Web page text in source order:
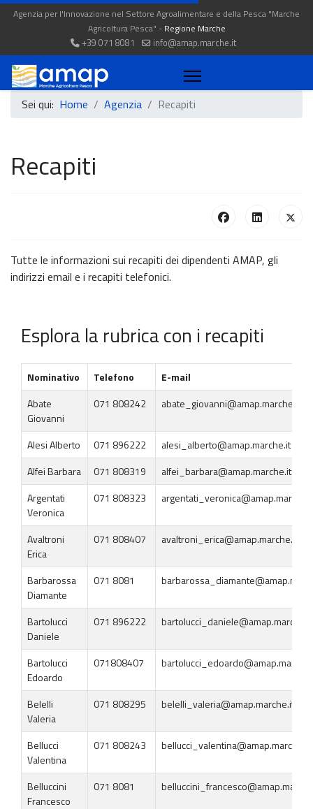
Agenzia per l'Innovazione nel Settore Agroalimentare e della Pesca "Marche
Agricoltura Pesca" - Regione Marche
+39 071 8081
info@amap.marche.it
Sei qui: Home Agenzia Recapiti
Recapiti
Tutte le informazioni sui recapiti dei dipendenti AMAP, gli
indirizzi email e i recapiti telefonici.
Esplora la rubrica con i recapiti
Nominativo Telefono
E-mail
Abate
Giovanni
071 808242 abate_giovanni@amap.marche.it
Alesi Alberto 071 896222
alesi_alberto@amap.marche.it
Alfei Barbara
071 808319
alfei_barbara@amap.marche.it
Argentati
Veronica
071 808323
Avaltroni
Erica
071 808407 avaltroni_erica@amap.marche.it
Barbarossa
Diamante
071 8081
Bartolucci
Daniele
071 896222 bartolucci_daniele@amap.marche.it
Bartolucci
Edoardo
071808407
Belelli
Valeria
071 808295 belelli_valeria@amap.marche.it
Bellucci
Valentina
071 808243 bellucci_valentina@amap.marche.it
Belluccini
Francesco
071 8081